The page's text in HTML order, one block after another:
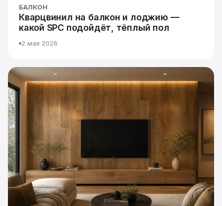
БАЛКОН
Кварцвинил на балкон и лоджию —
какой SPC подойдёт, тёплый пол
2 мая 2026